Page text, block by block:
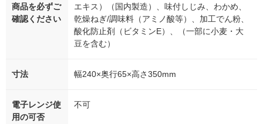
商品を必ずご
確認ください
エキス）（国内製造）、味付しじみ、わかめ、
乾燥ねぎ/調味料（アミノ酸等）、加工でん粉、
酸化防止剤（ビタミンE）、（一部に小麦・大
豆を含む）
寸法 幅240×奥行65×高さ350mm
電子レンジ使
用の可否
不可